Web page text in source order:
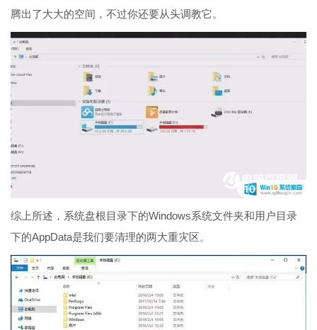
腾出了大大的空间，不过你还要从头调教它。
综上所述，系统盘根目录下的Windows系统文件夹和用户目录
下的AppData是我们要清理的两大重灾区。